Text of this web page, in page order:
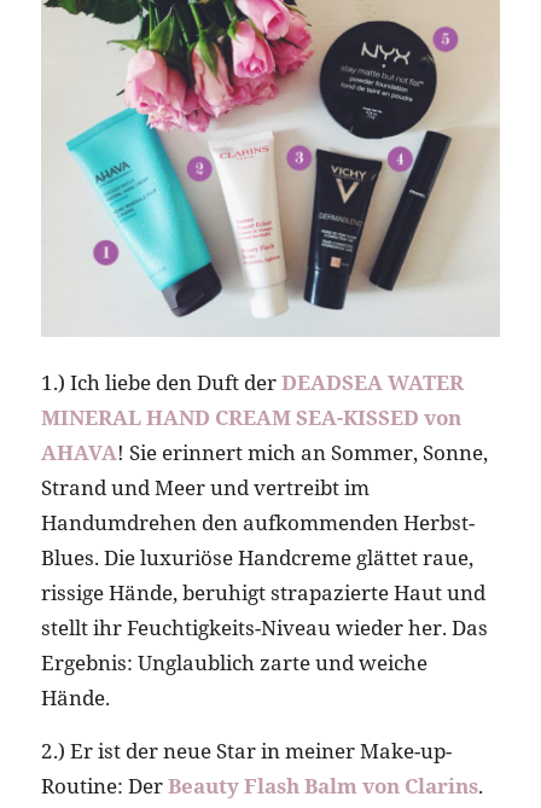
1.) Ich liebe den Duft derDEADSEA WATER
MINERAL HAND CREAM SEA-KISSED von
AHAVA! Sie erinnert mich an Sommer, Sonne,
Strand und Meer und vertreibt im
Handumdrehen den aufkommenden Herbst-
Blues. Die luxuriöse Handcreme glättet raue,
rissige Hände, beruhigt strapazierte Haut und
stellt ihr Feuchtigkeits-Niveau wieder her. Das
Ergebnis: Unglaublich zarte und weiche
Hände.
2.) Er ist der neue Star in meiner Make-up-
Routine: DerBeauty Flash Balm von Clarins.